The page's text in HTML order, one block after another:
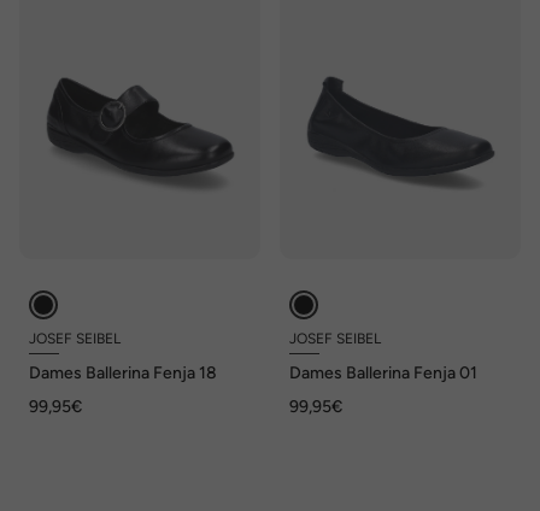
JOSEF SEIBEL
Dames Ballerina Fenja 18
99,95€
JOSEF SEIBEL
Dames Ballerina Fenja 01
99,95€